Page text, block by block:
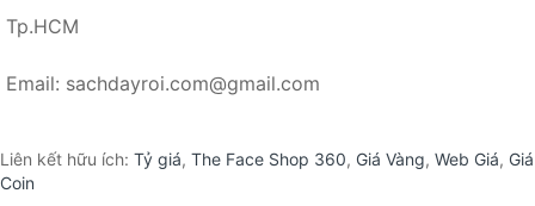
Tp.HCM
Email: sachdayroi.com@gmail.com
Liên kết hữu ích: Tỷ giá, The Face Shop 360, Giá Vàng, Web Giá, Giá
Coin